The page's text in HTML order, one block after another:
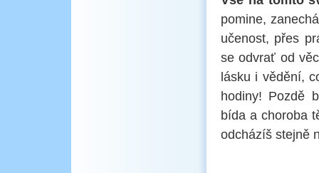
pomine,
učenost, přes
se odvrať od
lásku i vědění,
hodiny! Pozdě
bída a choroba
odcházíš stejně